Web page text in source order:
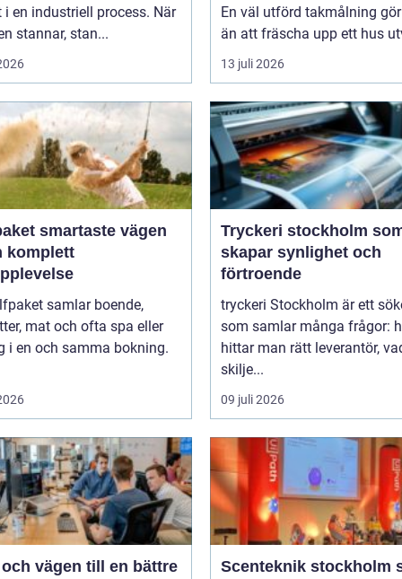
i en industriell process. När
stannar, stan...
En väl utförd takmålning
än att fräscha upp ett hus
13 juli 2026
vägen
komplett
samlar boende,
mat och ofta spa eller
i en och samma bokning.
Tryckeri stockholm
skapar synlighet och
förtroende
tryckeri Stockholm är ett
som samlar många frågor:
hittar man rätt leverantör,
skilje...
09 juli 2026
vägen till en bättre
Scenteknik stockholm så